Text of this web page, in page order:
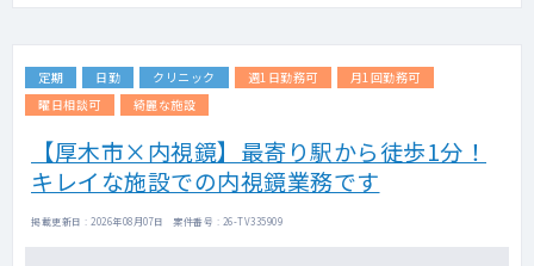
定期 日勤 クリニック 週1日勤務可
月1回勤務可
曜日相談可
綺麗な施設
【厚木市×内視鏡】最寄り駅から徒歩1分！
キレイな施設での内視鏡業務です
掲載更新日 : 2026年08月07日 案件番号 : 26-TV335909